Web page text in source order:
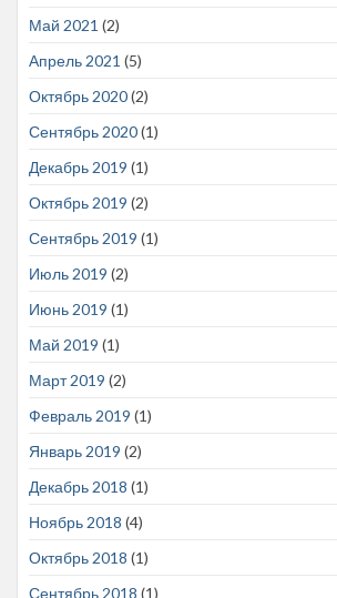
Май 2021 (2)
Апрель 2021 (5)
Октябрь 2020(2)
Сентябрь 2020(1)
Декабрь 2019 (1)
Октябрь 2019 (2)
Сентябрь 2019 (1)
Июль 2019 (2)
Июнь 2019 (1)
Май 2019 (1)
Март 2019 (2)
Февраль 2019 (1)
Январь 2019 (2)
Декабрь 2018 (1)
Ноябрь 2018 (4)
Октябрь 2018 (1)
Сентябрь 2018 (1)